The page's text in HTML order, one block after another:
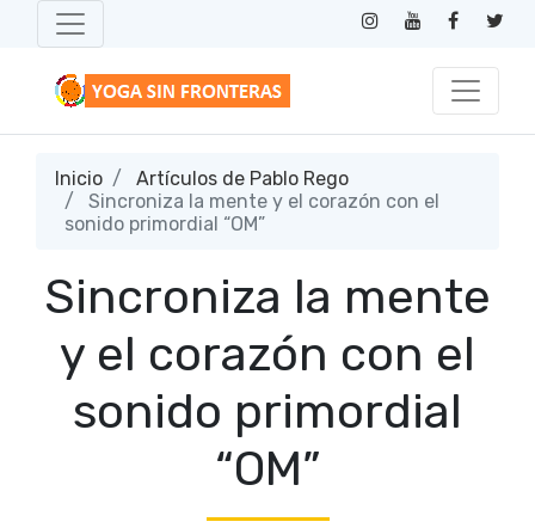
Inicio
Artículos de Pablo Rego
Sincroniza la mente y el corazón con el
sonido primordial “OM”
Sincroniza la mente
y el corazón con el
sonido primordial
“OM”